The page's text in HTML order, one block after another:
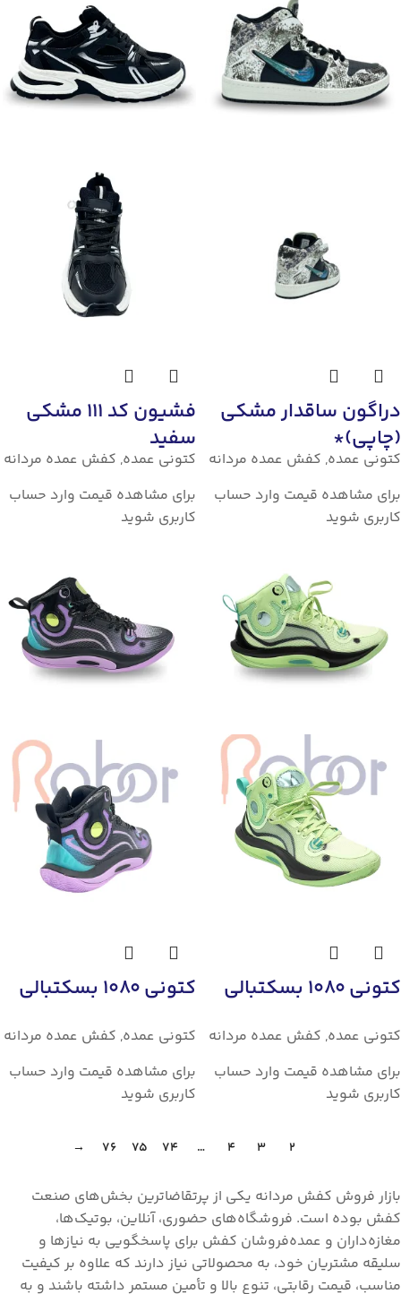
دراگون ساقدار مشکی
(چاپی)*
کتونی عمده, کفش عمده مردانه
برای مشاهده قیمت وارد حساب
کاربری شوید
فشیون کد 111 مشکی
سفید
کتونی عمده, کفش عمده مردانه
برای مشاهده قیمت وارد حساب
کاربری شوید
کتونی 1080 بسکتبالي
کتونی عمده, کفش عمده مردانه
برای مشاهده قیمت وارد حساب
کاربری شوید
کتونی 1080 بسکتبالي
کتونی عمده, کفش عمده مردانه
برای مشاهده قیمت وارد حساب
کاربری شوید
2
3
4
…
74
75
76
→
بازار فروش کفش مردانه یکی از پرتقاضاترین بخش‌های صنعت
کفش بوده است. فروشگاه‌های حضوری، آنلاین، بوتیک‌ها،
مغازه‌داران و عمده‌فروشان کفش برای پاسخگویی به نیازها و
سلیقه مشتریان خود، به محصولاتی نیاز دارند که علاوه بر کیفیت
مناسب، قیمت رقابتی، تنوع بالا و تأمین مستمر داشته باشند و به